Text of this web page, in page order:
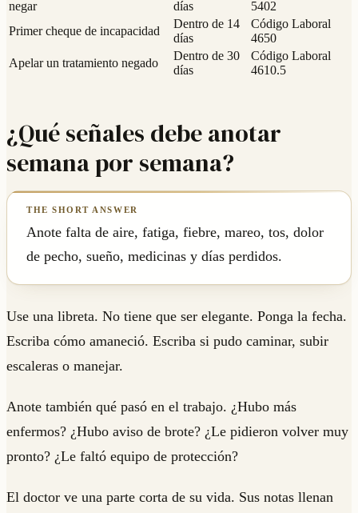
negar días
5402
Primer cheque de incapacidad
Dentro de 14
días
Código Laboral
4650
Apelar un tratamiento negado
Dentro de 30
días
Código Laboral
4610.5
¿Qué señales debe anotar
semana por semana?
Anote falta de aire, fatiga, fiebre, mareo, tos, dolor
de pecho, sueño, medicinas y días perdidos.
Use una libreta. No tiene que ser elegante. Ponga la fecha.
Escriba cómo amaneció. Escriba si pudo caminar, subir
escaleras o manejar.
Anote también qué pasó en el trabajo. ¿Hubo más
enfermos? ¿Hubo aviso de brote? ¿Le pidieron volver muy
pronto? ¿Le faltó equipo de protección?
El doctor ve una parte corta de su vida. Sus notas llenan